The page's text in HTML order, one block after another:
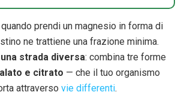
prendi un magnesio in forma di
ne trattiene una frazione minima.
strada diversa: combina tre forme
e citrato — che il tuo organismo
attraverso vie differenti.